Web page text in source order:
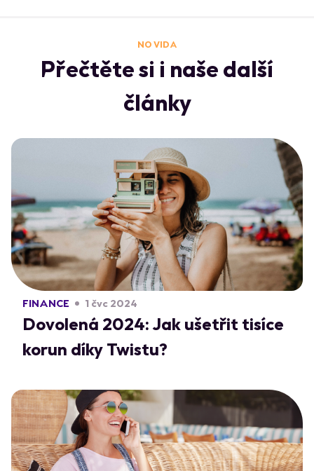
NO VIDA
Přečtěte si i naše další
články
FINANCE 1 čvc 2024
Dovolená 2024: Jak ušetřit tisíce
korun díky Twistu?